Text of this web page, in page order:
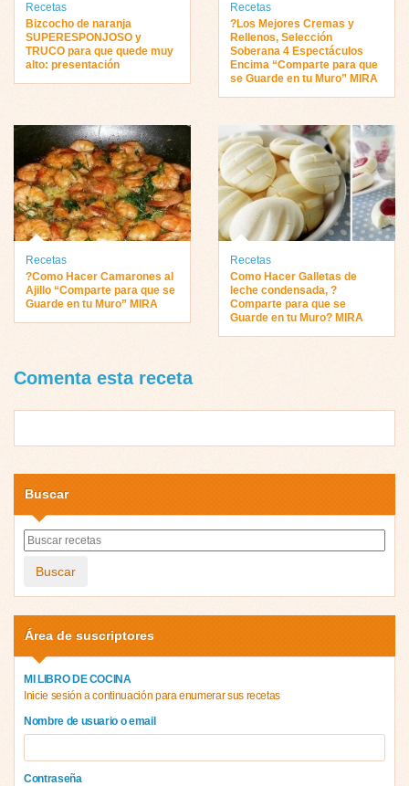
Recetas
Bizcocho de naranja
SUPERESPONJOSO y
TRUCO para que quede muy
alto: presentación
Recetas
?Los Mejores Cremas y
Rellenos, Selección
Soberana 4 Espectáculos
Encima “Comparte para que
se Guarde en tu Muro” MIRA
Recetas
?Como Hacer Camarones al
Ajillo “Comparte para que se
Guarde en tu Muro” MIRA
Recetas
Como Hacer Galletas de
leche condensada, ?
Comparte para que se
Guarde en tu Muro? MIRA
Comenta esta receta
Buscar
Buscar
Área de suscriptores
MI LIBRO DE COCINA
Inicie sesión a continuación para enumerar sus recetas
Nombre de usuario o email
Contraseña